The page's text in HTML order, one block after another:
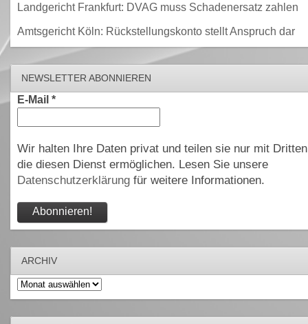
Landgericht Frankfurt: DVAG muss Schadenersatz zahlen
Amtsgericht Köln: Rückstellungskonto stellt Anspruch dar
NEWSLETTER ABONNIEREN
E-Mail *
Wir halten Ihre Daten privat und teilen sie nur mit
die diesen Dienst ermöglichen. Lesen Sie unsere
Datenschutzerklärungfür weitere Informationen.
ARCHIV
Archiv